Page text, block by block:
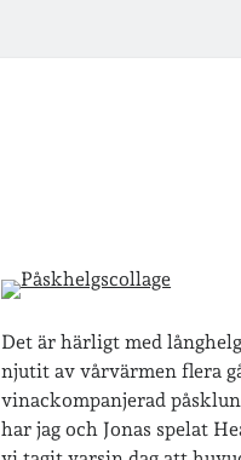
Det är härligt med
njutit av vårvärmen flera
vinackompanjerad
har jag och Jonas spelat